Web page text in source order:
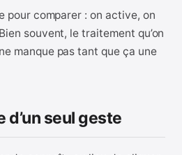
pour comparer : on active, on
souvent, le traitement qu’on
manque pas tant que ça une
d’un seul geste